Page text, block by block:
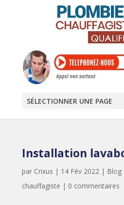
SÉLECTIONNER UNE PAGE
Installation
par Crixus | 14 Fév 2022| Blog
chauffagiste | 0 commentaires